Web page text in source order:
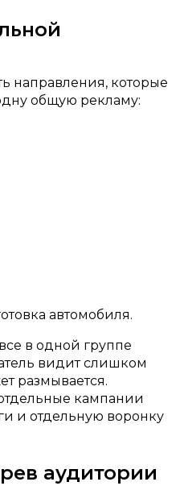
направления, которые
общую рекламу:
автомобиля.
в одной группе
видит слишком
размывается.
кампании
и отдельную воронку
аудитории